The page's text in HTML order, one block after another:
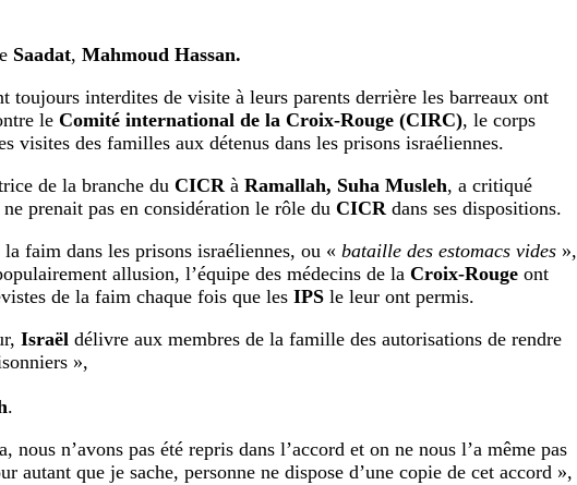
Saadat, Mahmoud Hassan.
toujours interdites de visite à leurs parents derrière les barreaux ont
le Comité international de la Croix-Rouge (CIRC), le corps
visites des familles aux détenus dans les prisons israéliennes.
de la branche du CICR à Ramallah, Suha Musleh, a critiqué
prenait pas en considération le rôle du CICR dans ses dispositions.
faim dans les prisons israéliennes, ou « bataille des estomacs vides »,
allusion, l’équipe des médecins de la Croix-Rouge ont
de la faim chaque fois que les IPS le leur ont permis.
Israël délivre aux membres de la famille des autorisations de rendre
»,
.
nous n’avons pas été repris dans l’accord et on ne nous l’a même pas
autant que je sache, personne ne dispose d’une copie de cet accord »,